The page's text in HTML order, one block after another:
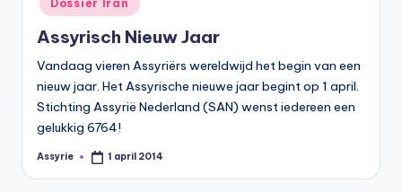
Dossier Iran
Assyrisch Nieuw Jaar
Vandaag vieren Assyriërs wereldwijd het begin van een
nieuw jaar. Het Assyrische nieuwe jaar begint op 1 april.
Stichting Assyrië Nederland (SAN) wenst iedereen een
gelukkig 6764!
Geplaatst
Assyrie 1 april 2014